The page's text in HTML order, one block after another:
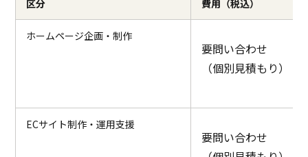
区分 費用（税込）
ホームページ企画・制作
要問い合わせ
（個別見積もり）
ECサイト制作・運用支援
要問い合わせ